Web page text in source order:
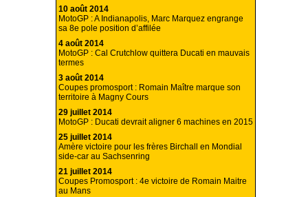
10 août 2014
MotoGP : A Indianapolis, Marc Marquez engrange
sa 8e pole position d’affilée
4 août 2014
MotoGP : Cal Crutchlow quittera Ducati en mauvais
termes
3 août 2014
Coupes promosport : Romain Maître marque son
territoire à Magny Cours
29 juillet 2014
MotoGP : Ducati devrait aligner 6 machines en 2015
25 juillet 2014
Amère victoire pour les frères Birchall en Mondial
side-car au Sachsenring
21 juillet 2014
Coupes Promosport : 4e victoire de Romain Maitre
au Mans